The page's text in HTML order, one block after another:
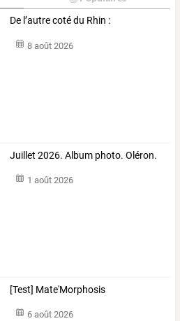
De l’autre coté du Rhin :
8 août 2026
Juillet 2026. Album photo. Oléron.
1 août 2026
[Test] Mate'Morphosis
6 août 2026